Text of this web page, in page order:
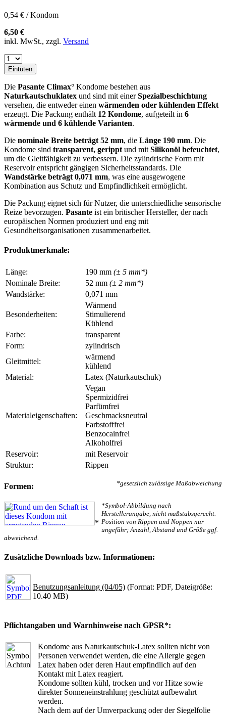
0,54 € / Kondom
6,50 €
inkl. MwSt., zzgl. Versand
Eintüten
Die Pasante Climax° Kondome bestehen aus
Naturkautschuklatex und sind mit einerSpezialbeschichtung
versehen, die entweder einen wärmenden oder kühlenden Effekt
erzeugt. Die Packung enthält 12 Kondome, aufgeteilt in 6
wärmende und 6 kühlende Varianten.
Die nominale Breite beträgt 52 mm, die Länge 190 mm. Die
Kondome sind transparent, gerippt und mit Silikonöl befeuchtet,
um die Gleitfähigkeit zu verbessern. Die zylindrische Form mit
Reservoir entspricht gängigen Sicherheitsstandards. Die
Wandstärke beträgt 0,071 mm, was eine ausgewogene
Kombination aus Schutz und Empfindlichkeit ermöglicht.
Die Packung eignet sich für Nutzer, die unterschiedliche sensorische
Reize bevorzugen. Pasante ist ein britischer Hersteller, der nach
europäischen Normen produziert und eng mit
Gesundheitsorganisationen zusammenarbeitet.
Produktmerkmale:
Länge: 190 mm (± 5 mm*)
Nominale Breite:
52 mm (± 2 mm*)
Wandstärke:
0,071 mm
Besonderheiten:
Wärmend
Stimulierend
Kühlend
Farbe:
transparent
Form:
zylindrisch
Gleitmittel:
wärmend
kühlend
Material:
Latex (Naturkautschuk)
Materialeigenschaften:
Vegan
Spermizidfrei
Parfümfrei
Geschmacksneutral
Farbstofffrei
Benzocainfrei
Alkoholfrei
Reservoir:
mit Reservoir
Struktur:
Rippen
*gesetzlich zulässige Maßabweichung
Formen:
*
*Symbol-Abbildung nach
Herstellerangabe, nicht maßstabsgerecht.
Position von Rippen und Noppen nur
ungefähr; Anzahl, Abstand und Größe ggf.
abweichend.
Zusätzliche Downloads bzw. Informationen:
Benutzungsanleitung (04/05) (Format: PDF, Dateigröße:
10.40 MB)
Pflichtangaben und Warnhinweise nach GPSR*:
Kondome aus Naturkautschuk-Latex sollten nicht von
Personen verwendet werden, die eine Allergie gegen
Latex haben oder deren Haut empfindlich auf den
Kontakt mit Latex reagiert.
Kondome sollten kühl, trocken und vor Hitze sowie
direkter Sonneneinstrahlung geschützt aufbewahrt
werden.
Nach dem auf der Umverpackung oder der Siegelfolie